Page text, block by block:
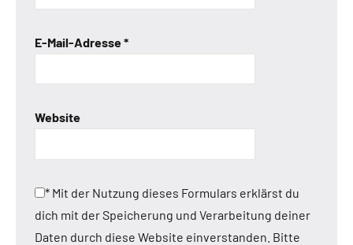
E-Mail-Adresse*
Website
* Mit der Nutzung dieses Formulars erklärst du
dich mit der Speicherung und Verarbeitung deiner
Daten durch diese Website einverstanden. Bitte